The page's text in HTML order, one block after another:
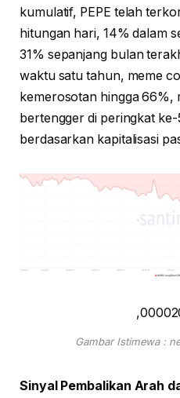
kumulatif, PEPE telah
hitungan hari, 14% dalam
31% sepanjang bulan
waktu satu tahun, meme
kemerosotan hingga 66%,
bertengger di peringkat
berdasarkan kapitalisasi
Gambar Istimewa :
Sinyal Pembalikan Arah